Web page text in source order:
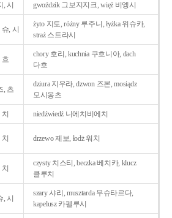
, 시 gwoździk 그보지지크, więź 비엥시
, 시
żyto 지토, różny 루주니, łyżka 위슈카,
straż 스트라시
흐
chory 호리, kuchnia 쿠흐니아, dach
다흐
, 츠
dziura 지우라, dzwon 즈본, mosiądz
모시옹츠
치 niedźwiedź 니에치비에치
치 drzewo 제보, łodż 워치
치
czysty 치스티, beczka 베치카, klucz
클루치
, 시
szary 샤리, musztarda 무슈타르다,
kapelusz 카펠루시